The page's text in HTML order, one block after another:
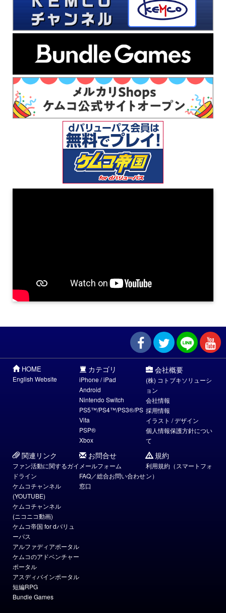
HOME
English Website
カテゴリ
iPhone / iPad
Android
Nintendo Switch
PS5™/PS4™/PS3®/PS
Vita
PSP®
Xbox
会社概要
(株) コトブキソリューシ
ョン
会社情報
採用情報
イラスト / デザイン
個人情報保護方針につい
て
関連リンク
ファン活動に関するガイ
ドライン
ケムコチャンネル
(YOUTUBE)
ケムコチャンネル
(ニコニコ動画)
ケムコ帝国 for dバリュ
ーパス
アルファディアポータル
ケムコのアドベンチャー
ポータル
アスディバインポータル
短編RPG
Bundle Games
お問合せ
メールフォーム
FAQ／総合お問い合わせ
窓口
規約
利用規約（スマートフォ
ン）